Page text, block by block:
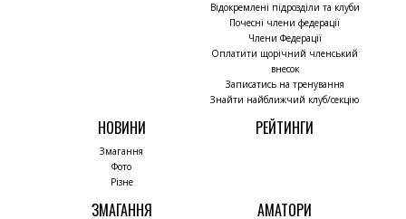
Відокремлені підрозділи та клуби
Почесні члени федерації
Члени Федерації
Оплатити щорічний членський
внесок
Записатись на тренування
Знайти найближчий клуб/секцію
НОВИНИ
Змагання
Фото
Різне
РЕЙТИНГИ
ЗМАГАННЯ АМАТОРИ